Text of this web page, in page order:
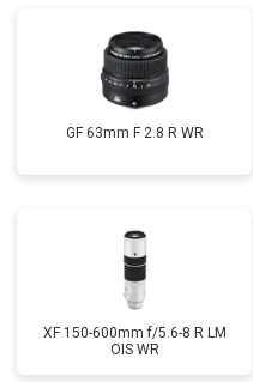
GF 63mm F 2.8 R WR
XF 150-600mm f/5.6-8 R LM
OIS WR